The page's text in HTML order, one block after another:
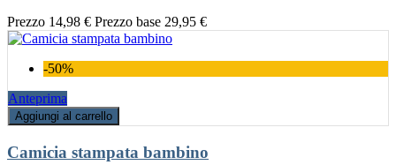
Prezzo 14,98 € Prezzo base 29,95 €
-50%
Anteprima
Aggiungi al carrello
Camicia stampata bambino